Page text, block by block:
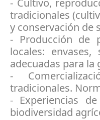
- Cultivo,
tradicionales
y conservación de
- Producción de
locales:
adecuadas para
-
tradicionales.
- Experiencias
biodiversidad